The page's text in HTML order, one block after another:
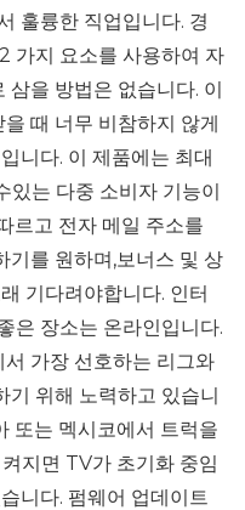
훌륭한 직업입니다. 경
가지 요소를 사용하여 자
삼을 방법은 없습니다. 이
때 너무 비참하지 않게
니다. 이 제품에는 최대
있는 다중 소비자 기능이
르고 전자 메일 주소를
기를 원하며,보너스 및 상
기다려야합니다. 인터
은 장소는 온라인입니다.
가장 선호하는 리그와
기 위해 노력하고 있습니
또는 멕시코에서 트럭을
지면 TV가 초기화 중임
니다. 펌웨어 업데이트